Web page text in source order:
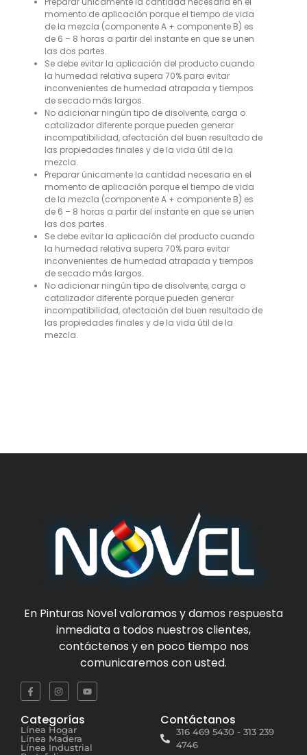
momento de aplicación porque el tiempo de vida
de la mezcla (componente A + componente B) es
de 6 – 8 horas a partir del instante en que se unen
las dos partes.
Se debe evitar la aplicación del producto cuando
la humedad relativa supera 70% para evitar
inconvenientes de humedad atrapada y tiempos
de secado más largos.
No adicionar ningún tipo de disolvente, carga o
catalizador diferente porque pueden generar
incompatibilidad, afectación del buen resultado de
las propiedades finales y de la vida útil de la
mezcla.
Preparar únicamente la cantidad necesaria en el
momento de aplicación porque el tiempo de vida
de la mezcla (componente A + componente B) es
de 6 – 8 horas a partir del instante en que se unen
las dos partes.
Se debe evitar la aplicación del producto cuando
la humedad relativa supera 70% para evitar
inconvenientes de humedad atrapada y tiempos
de secado más largos.
No adicionar ningún tipo de disolvente, carga o
catalizador diferente porque pueden generar
incompatibilidad, afectación del buen resultado de
las propiedades finales y de la vida útil de la
mezcla.
En Pinturas Novelvaloramos y damos respuesta
inmediata a todos nuestros clientes,
contáctenos y en poco tiempo nos
comunicaremos con usted.
Categorías
Línea Hogar
Línea Madera
Línea Industrial
Contáctanos
316 469 5430 - 313 239
4746